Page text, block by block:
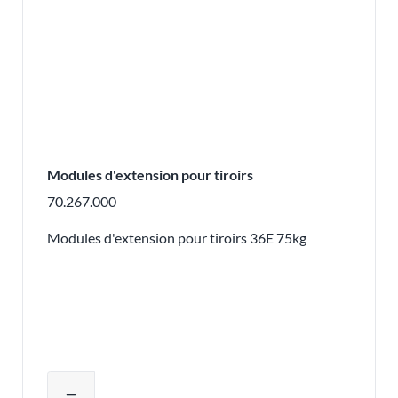
Modules d'extension pour tiroirs
70.267.000
Modules d'extension pour tiroirs 36E 75kg